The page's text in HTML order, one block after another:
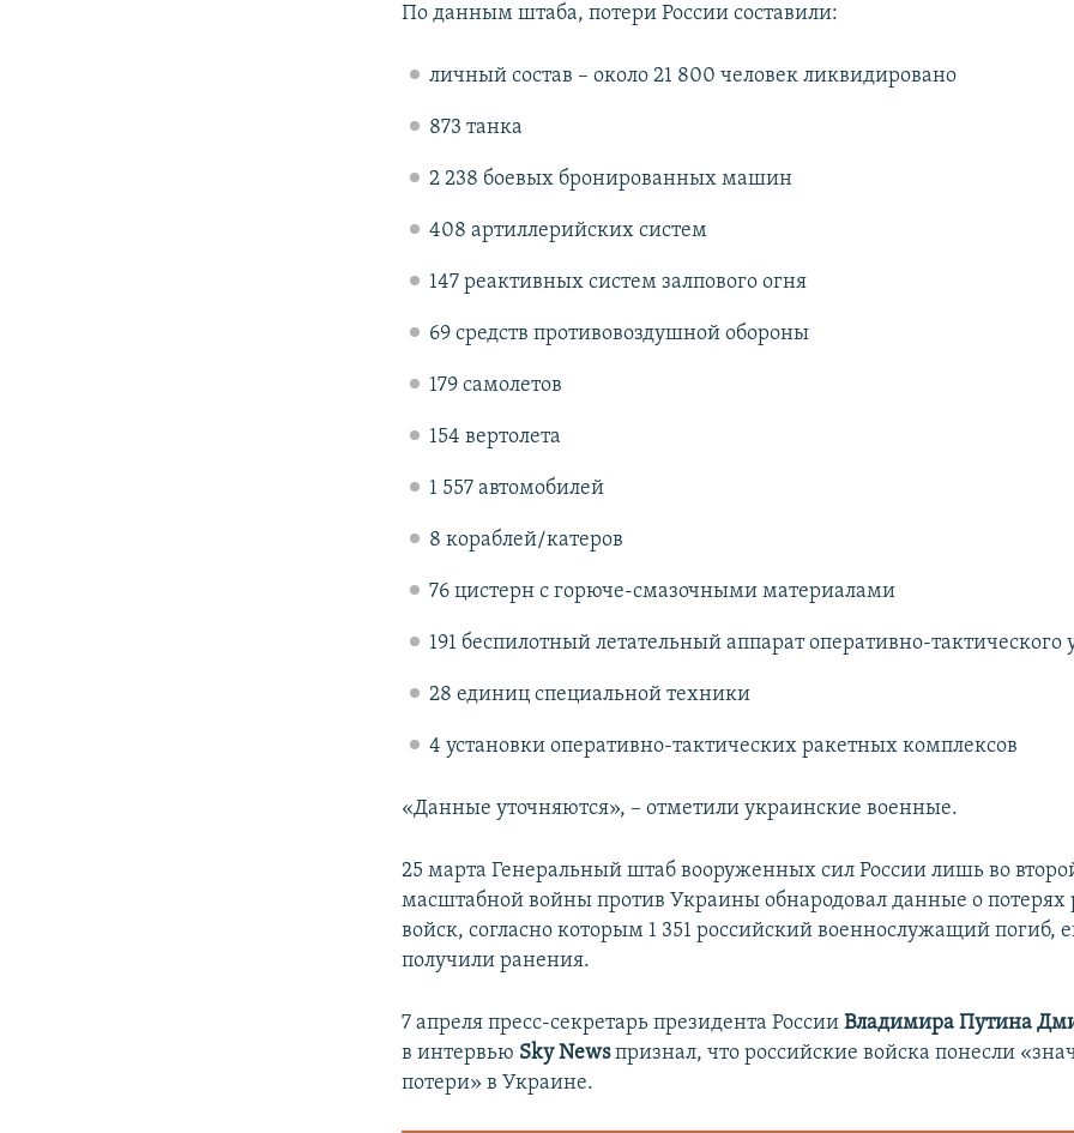
По данным штаба, потери России составили:
личный состав – около 21 800 человек ликвидировано
873 танка
2 238 боевых бронированных машин
408 артиллерийских систем
147 реактивных систем залпового огня
69 средств противовоздушной обороны
179 самолетов
154 вертолета
1 557 автомобилей
8 кораблей/катеров
76 цистерн с горюче-смазочными материалами
191 беспилотный летательный аппарат оперативно-тактического
28 единиц специальной техники
4 установки оперативно-тактических ракетных комплексов
«Данные уточняются», – отметили украинские военные.
25 марта Генеральный штаб вооруженных сил России лишь во
масштабной войны против Украины обнародовал данные о потерях
войск, согласно которым 1 351 российский военнослужащий погиб,
получили ранения.
7 апреля пресс-секретарь президента РоссииВладимира Путина
в интервью Sky Newsпризнал, что российские войска понесли
потери» в Украине.